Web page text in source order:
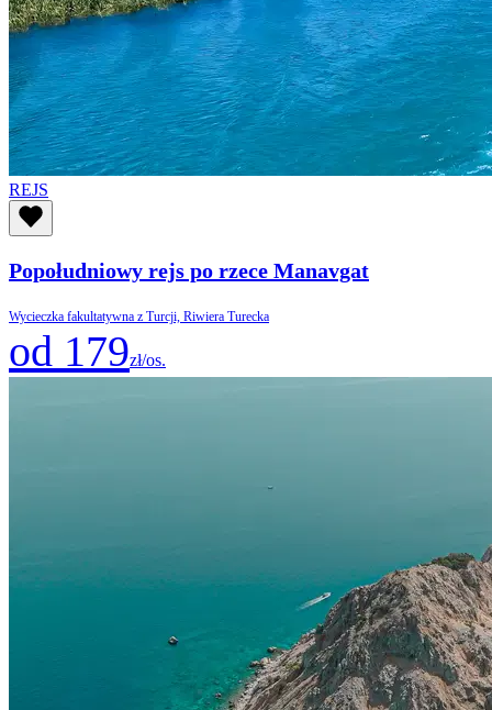
REJS
Popołudniowy rejs po rzece Manavgat
Wycieczka fakultatywna z Turcji, Riwiera Turecka
od 179zł/os.